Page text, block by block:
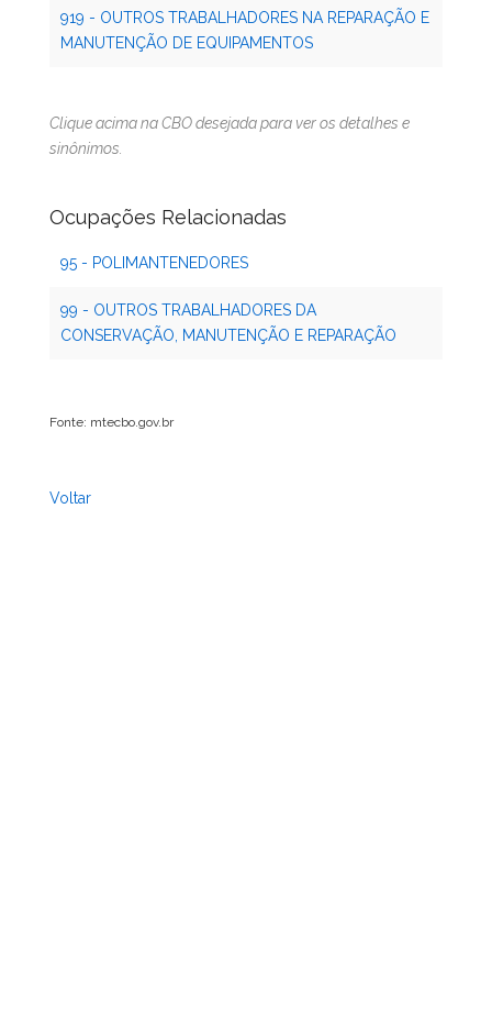
919 - OUTROS TRABALHADORES NA REPARAÇÃO E
MANUTENÇÃO DE EQUIPAMENTOS
Clique acima na CBO desejada para ver os detalhes e
sinônimos.
Ocupações Relacionadas
95 - POLIMANTENEDORES
99 - OUTROS TRABALHADORES DA
CONSERVAÇÃO, MANUTENÇÃO E REPARAÇÃO
Fonte: mtecbo.gov.br
Voltar